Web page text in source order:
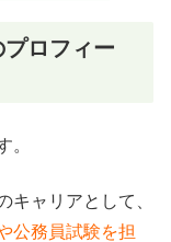
プロフィー
。
キャリアとして、
公務員試験を担